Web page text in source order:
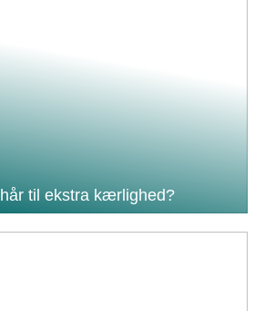
til ekstra kærlighed?